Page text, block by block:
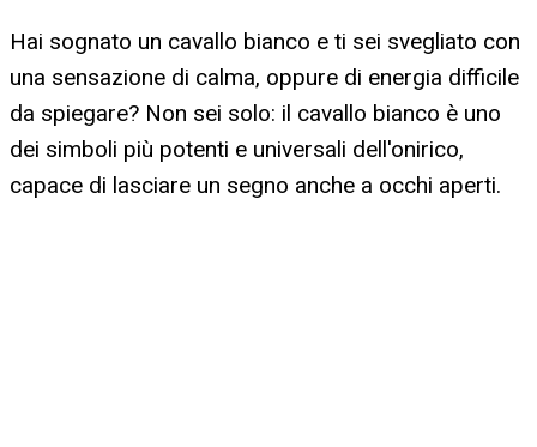
Hai sognato un cavallo bianco e ti sei svegliato con
una sensazione di calma, oppure di energia difficile
da spiegare? Non sei solo: il cavallo bianco è uno
dei simboli più potenti e universali dell'onirico,
capace di lasciare un segno anche a occhi aperti.